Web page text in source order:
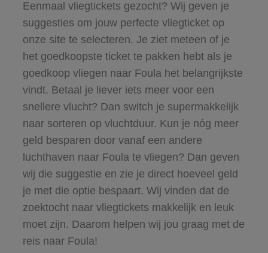
Eenmaal vliegtickets gezocht? Wij geven je
suggesties om jouw perfecte vliegticket op
onze site te selecteren. Je ziet meteen of je
het goedkoopste ticket te pakken hebt als je
goedkoop vliegen naar Foula het belangrijkste
vindt. Betaal je liever iets meer voor een
snellere vlucht? Dan switch je supermakkelijk
naar sorteren op vluchtduur. Kun je nóg meer
geld besparen door vanaf een andere
luchthaven naar Foula te vliegen? Dan geven
wij die suggestie en zie je direct hoeveel geld
je met die optie bespaart. Wij vinden dat de
zoektocht naar vliegtickets makkelijk en leuk
moet zijn. Daarom helpen wij jou graag met de
reis naar Foula!